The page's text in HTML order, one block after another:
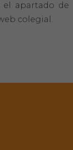
el apartado de
colegial.